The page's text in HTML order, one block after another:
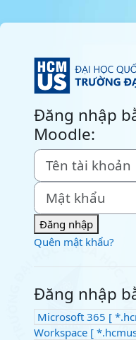
Đăng nhập
Moodle:
Tên tài khoản
Mật khẩu
Đăng nhập
Quên mật khẩu?
Đăng nhập
Microsoft 365 [
Workspace [